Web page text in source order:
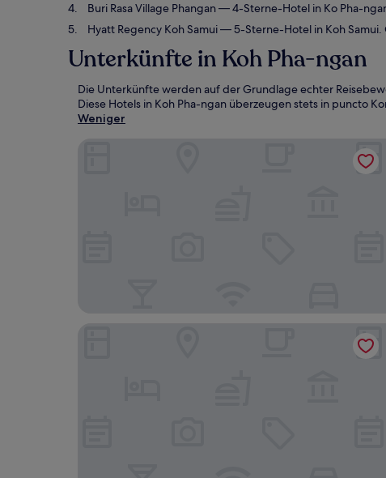
Buri Rasa Village Phangan— 4-Sterne-Hotel in Ko Pha-
Hyatt Regency Koh Samui— 5-Sterne-Hotel in Koh
Unterkünfte in Koh Pha-ngan
Die Unterkünfte werden auf der Grundlage echter
Diese Hotels in Koh Pha-ngan überzeugen stets in puncto
Weniger
Santhiya Koh Phangan Resort & Spa – Up to THB